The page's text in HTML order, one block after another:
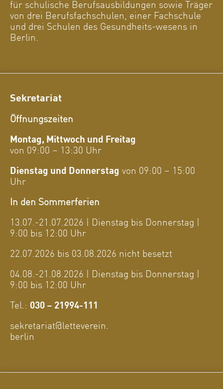
für schulische Berufsausbildungen sowie Träger
von drei Berufsfachschulen, einer Fachschule
und drei Schulen des Gesundheits-wesens in
Berlin.
Sekretariat
Öffnungszeiten
Montag, Mittwoch und Freitag
von 09:00 – 13:30 Uhr
Dienstag und Donnerstag von 09:00 – 15:00
Uhr
In den Sommerferien
13.07.-21.07.2026 | Dienstag bis Donnerstag |
9:00 bis 12:00 Uhr
22.07.2026 bis 03.08.2026 nicht besetzt
04.08.-21.08.2026 | Dienstag bis Donnerstag |
9:00 bis 12:00 Uhr
Tel.: 030 – 21994-111
sekretariat@letteverein.
berlin